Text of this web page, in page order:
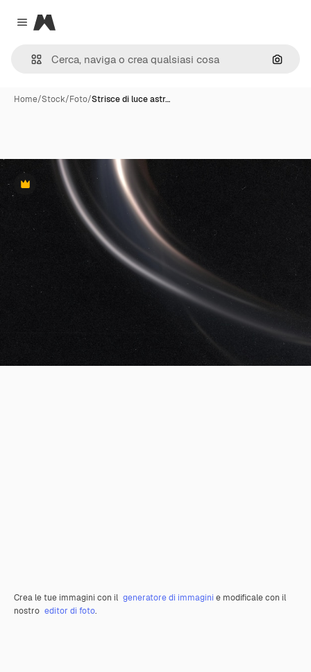
Close menu
Magnific
Cerca
Home/Stock/Foto/Strisce di luce astr…
Premium
Crea le tue immagini con il generatore di immagini e modificale con il
nostro editor di foto.